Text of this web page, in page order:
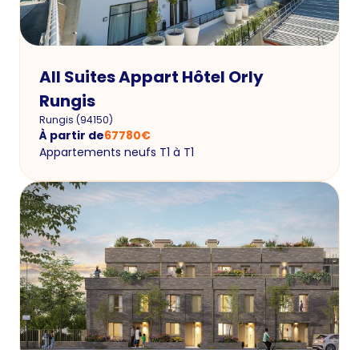
All Suites Appart Hôtel Orly
Rungis
Rungis (94150)
À partir de67780€
Appartements neufs T1 à T1